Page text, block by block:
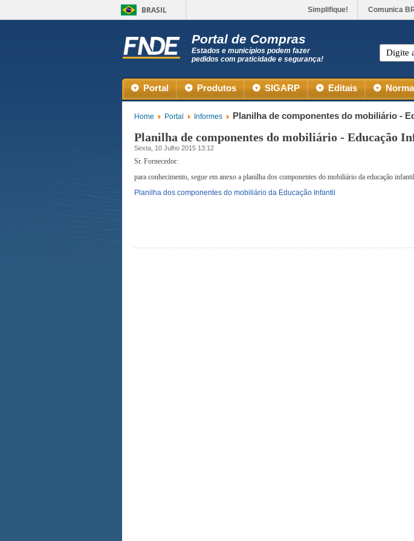
BRASIL Simplifique! Comunica
Portal de Compras
Estados e municípios podem fazer
pedidos com praticidade e segurança!
Portal Produtos SIGARP Editais
Home Portal Informes Planilha de componentes do mobiliário -
Planilha de componentes do mobiliário - Educação
Sexta, 10 Julho 2015 13:12
Sr. Fornecedor:
para conhecimento, segue em anexo a planilha dos componentes do mobiliário da educação
Planilha dos componentes do mobiliário da Educação Infantil